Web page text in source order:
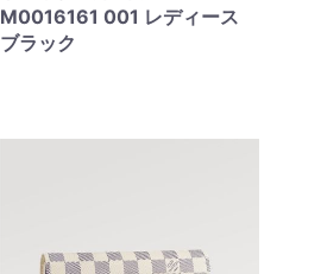
M0016161 001 レディース
ブラック